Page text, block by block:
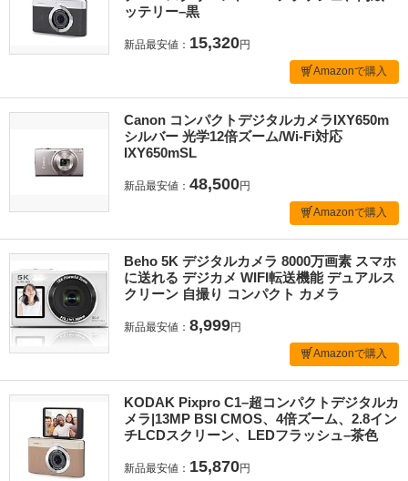
ッテリー–黒
新品最安値： 15,320円
Amazonで購入
Canon コンパクトデジタルカメラIXY650m
シルバー 光学12倍ズーム/Wi-Fi対応
IXY650mSL
新品最安値： 48,500円
Amazonで購入
Beho 5K デジタルカメラ 8000万画素 スマホ
に送れる デジカメ WIFI転送機能 デュアルス
クリーン 自撮り コンパクト カメラ
新品最安値： 8,999円
Amazonで購入
KODAK Pixpro C1–超コンパクトデジタルカ
メラ|13MP BSI CMOS、4倍ズーム、2.8イン
チLCDスクリーン、LEDフラッシュ–茶色
新品最安値： 15,870円